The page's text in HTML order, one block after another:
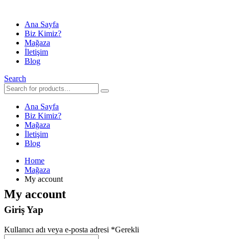
Ana Sayfa
Biz Kimiz?
Mağaza
İletişim
Blog
Search
Ana Sayfa
Biz Kimiz?
Mağaza
İletişim
Blog
Home
Mağaza
My account
My account
Giriş Yap
Kullanıcı adı veya e-posta adresi *Gerekli